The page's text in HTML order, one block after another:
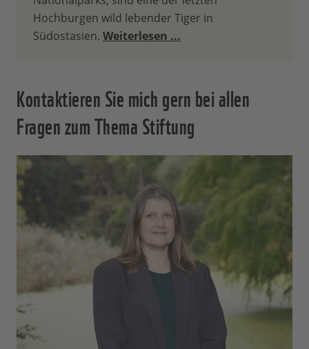
Hochburgen wild lebender Tiger in
Südostasien. Weiterlesen ...
Kontaktieren Sie mich gern bei allen
Fragen zum Thema Stiftung